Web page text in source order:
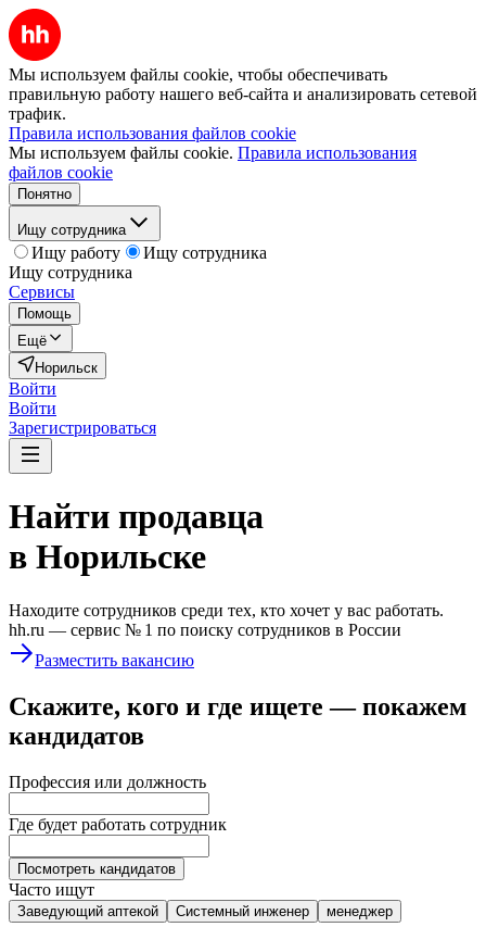
Мы используем файлы cookie, чтобы обеспечивать
правильную работу нашего веб-сайта и анализировать сетевой
трафик.
Правила использования файлов cookie
Мы используем файлы cookie. Правила использования
файлов cookie
Понятно
Ищу сотрудника
Ищу работу
Ищу сотрудника
Ищу сотрудника
Сервисы
Помощь
Ещё
Норильск
Войти
Войти
Зарегистрироваться
Найти продавца
в Норильске
Находите сотрудников среди тех, кто хочет у вас работать.
hh.ru — сервис № 1 по поиску сотрудников в России
Разместить вакансию
Скажите, кого и где ищете — покажем
кандидатов
Профессия или должность
Где будет работать сотрудник
Посмотреть кандидатов
Часто ищут
Заведующий аптекой Системный инженер менеджер